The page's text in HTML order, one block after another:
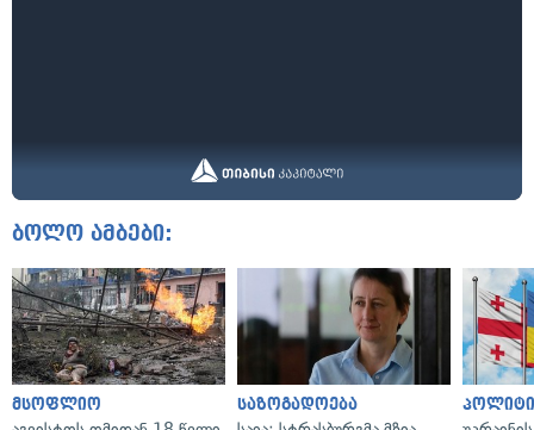
ბოლო ამბები:
მსოფლიო საზოგადოება